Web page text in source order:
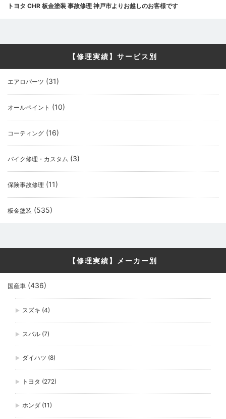
トヨタ CHR 板金塗装 事故修理 神戸市よりお越しのお客様です
【修理実績】サービス別
エアロパーツ (31)
オールペイント (10)
コーティング (16)
バイク修理・カスタム (3)
保険事故修理 (11)
板金塗装 (535)
【修理実績】メーカー別
国産車 (436)
スズキ (4)
スバル (7)
ダイハツ (8)
トヨタ (272)
ホンダ (11)